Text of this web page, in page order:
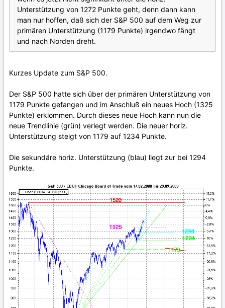
Unterstützung von 1272 Punkte geht, denn dann kann
man nur hoffen, daß sich der S&P 500 auf dem Weg zur
primären Unterstützung (1179 Punkte) irgendwo fängt
und nach Norden dreht.
Kurzes Update zum S&P 500.
Der S&P 500 hatte sich über der primären Unterstützung von
1179 Punkte gefangen und im Anschluß ein neues Hoch (1325
Punkte) erklommen. Durch dieses neue Hoch kann nun die
neue Trendlinie (grün) verlegt werden. Die neuer horiz.
Unterstützung steigt von 1179 auf 1234 Punkte.
Die sekundäre horiz. Unterstützung (blau) liegt zur bei 1294
Punkte.